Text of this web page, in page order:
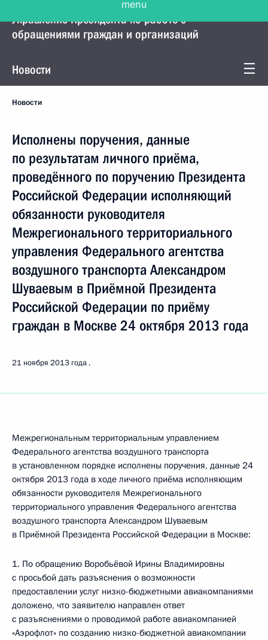
Управление Президента по работе с
обращениями граждан и организаций
Новости
Новости
Исполнены поручения, данные
по результатам личного приёма,
проведённого по поручению Президента
Российской Федерации исполняющий
обязанности руководителя
Межрегионального территориального
управления Федерального агентства
воздушного транспорта Александром
Шуваевым в Приёмной Президента
Российской Федерации по приёму
граждан в Москве 24 октября 2013 года
21 ноября 2013 года
Межрегиональным территориальным управлением
Федерального агентства воздушного транспорта
в установленном порядке исполнены поручения, данные 24
октября 2013 года в ходе личного приёма исполняющим
обязанности руководителя Межрегионального
территориального управления Федерального агентства
воздушного транспорта Александром Шуваевым
в Приёмной Президента Российской Федерации в Москве:
1. По обращению Воробьёвой Ирины Владимировны
с просьбой дать разъяснения о возможности
предоставлении услуг низко-бюджетными авиакомпаниями
доложено, что заявителю направлен ответ
с разъяснениями о проводимой работе авиакомпанией
«Аэрофлот» по созданию низко-бюджетной авиакомпании